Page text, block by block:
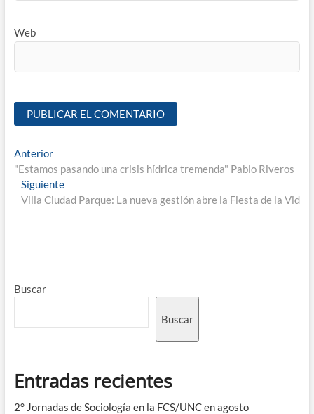
Web
Anterior
"Estamos pasando una crisis hídrica tremenda" Pablo Riveros
Siguiente
Villa Ciudad Parque: La nueva gestión abre la Fiesta de la Vid
Buscar
Buscar
Entradas recientes
2° Jornadas de Sociología en la FCS/UNC en agosto